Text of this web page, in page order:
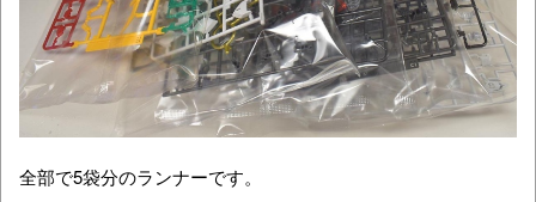
全部で5袋分のランナーです。